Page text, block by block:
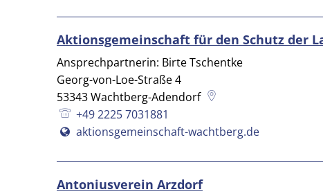
Aktionsgemeinschaft für den Schutz der
Ansprechpartnerin: Birte Tschentke
Georg-von-Loe-Straße 4
53343Wachtberg-Adendorf
+49 2225 7031881
aktionsgemeinschaft-wachtberg.de
Antoniusverein Arzdorf